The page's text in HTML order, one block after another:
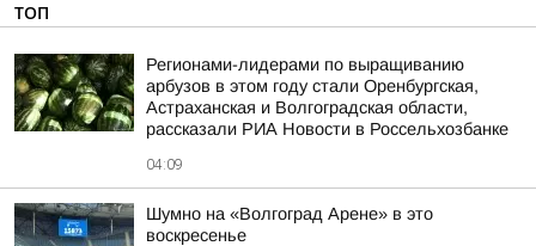
ТОП
Регионами-лидерами по выращиванию
арбузов в этом году стали Оренбургская,
Астраханская и Волгоградская области,
рассказали РИА Новости в Россельхозбанке
04:09
Шумно на «Волгоград Арене» в это
воскресенье